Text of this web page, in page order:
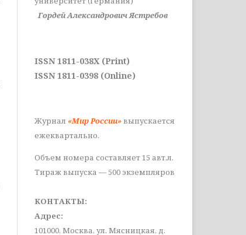
Гордей Александрович Ястребов
ISSN 1811-038X (Print)
ISSN 1811-0398 (Online)
Журнал «Мир России»выпускается
ежеквартально.
Объем номера составляет 15 авт.л.
Тираж выпуска — 500 экземпляров
КОНТАКТЫ:
Адрес:
101000, Москва, ул. Мясницкая, д.